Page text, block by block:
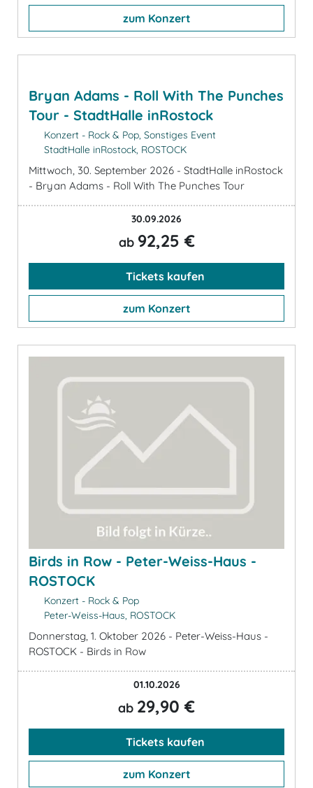
zum Konzert
Bryan Adams - Roll With The Punches
Tour - StadtHalle inRostock
Konzert - Rock & Pop, Sonstiges Event
StadtHalle inRostock, ROSTOCK
Mittwoch, 30. September 2026 - StadtHalle inRostock
- Bryan Adams - Roll With The Punches Tour
30.09.2026
ab 92,25 €
Tickets kaufen
zum Konzert
Birds in Row - Peter-Weiss-Haus -
ROSTOCK
Konzert - Rock & Pop
Peter-Weiss-Haus, ROSTOCK
Donnerstag, 1. Oktober 2026 - Peter-Weiss-Haus -
ROSTOCK - Birds in Row
01.10.2026
ab 29,90 €
Tickets kaufen
zum Konzert